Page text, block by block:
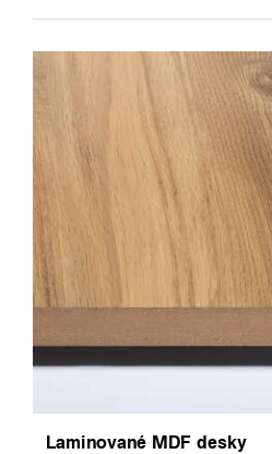
Laminované MDF desky